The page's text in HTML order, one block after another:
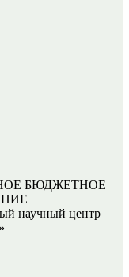
БЮДЖЕТНОЕ
научный центр